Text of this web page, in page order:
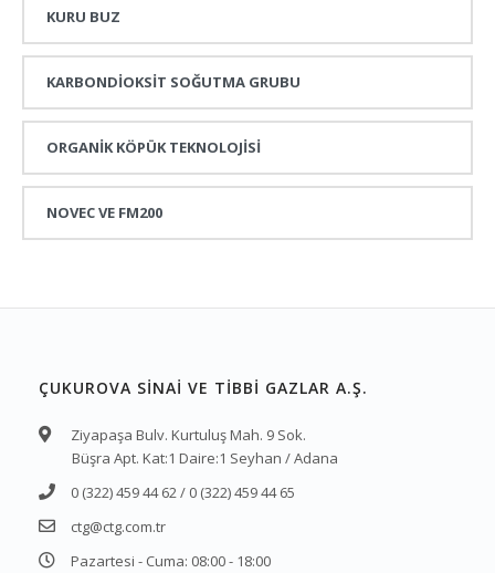
KURU BUZ
KARBONDİOKSİT SOĞUTMA GRUBU
ORGANİK KÖPÜK TEKNOLOJİSİ
NOVEC VE FM200
ÇUKUROVA SİNAİ VE TİBBİ GAZLAR A.Ş.
Ziyapaşa Bulv. Kurtuluş Mah. 9 Sok.
Büşra Apt. Kat:1 Daire:1 Seyhan / Adana
0 (322) 459 44 62 / 0 (322) 459 44 65
ctg@ctg.com.tr
Pazartesi - Cuma: 08:00 - 18:00